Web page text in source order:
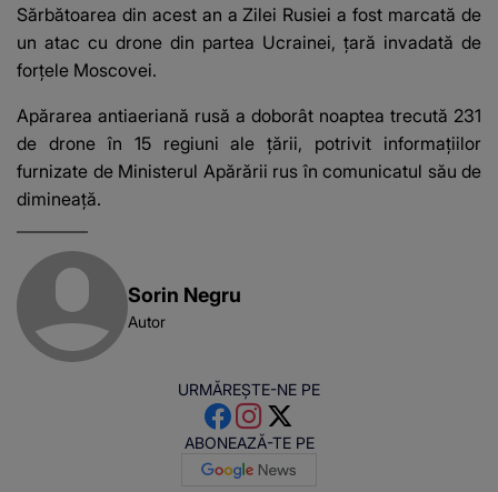
e ciudă că..."
Sărbătoarea din acest an a Zilei Rusiei a fost marcată de
un atac cu drone din partea Ucrainei, țară invadată de
forțele Moscovei.
Apărarea antiaeriană rusă a doborât noaptea trecută 231
de drone în 15 regiuni ale țării, potrivit informațiilor
furnizate de Ministerul Apărării rus în comunicatul său de
dimineață.
Sorin Negru
Autor
URMĂREȘTE-NE PE
ABONEAZĂ-TE PE